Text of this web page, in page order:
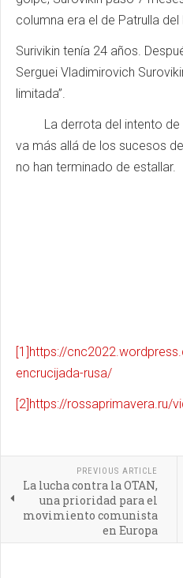
columna era el de Patrulla
Surivikin tenía 24 años.
Serguei Vladimirovich
limitada”.
La derrota del intento de
va más allá de los sucesos
no han terminado de estallar.
[1] https://
encrucijada-rusa/
[2] https://rossaprimavera.ru/
PREVIOUS ARTICLE
La lucha contra la OTAN,
una prioridad para el
movimiento comunista
en Europa